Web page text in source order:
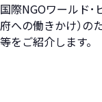
国際NGOワールド･
府への働きかけ）の
等をご紹介します。